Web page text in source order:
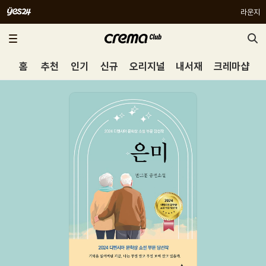
라운지
홈 추천 인기 신규 오리지널 내서재 크레마샵